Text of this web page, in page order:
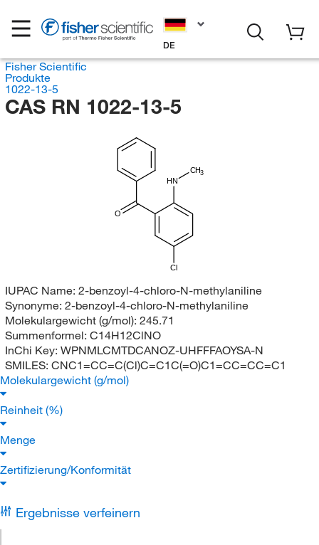
DE
Fisher Scientific
Produkte
1022-13-5
CAS RN 1022-13-5
CH3
HN
Cl
O
IUPAC Name: 2-benzoyl-4-chloro-N-methylaniline
Synonyme: 2-benzoyl-4-chloro-N-methylaniline
Molekulargewicht (g/mol): 245.71
Summenformel: C14H12ClNO
InChi Key: WPNMLCMTDCANOZ-UHFFFAOYSA-N
SMILES: CNC1=CC=C(Cl)C=C1C(=O)C1=CC=CC=C1
Molekulargewicht (g/mol)
Reinheit (%)
Menge
Zertifizierung/Konformität
Ergebnisse verfeinern